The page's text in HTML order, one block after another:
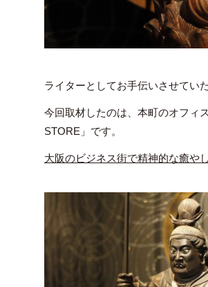
ライターとしてお手伝いさせてい
今回取材したのは、本町のオフィ
STORE」です。
大阪のビジネス街で精神的な癒や